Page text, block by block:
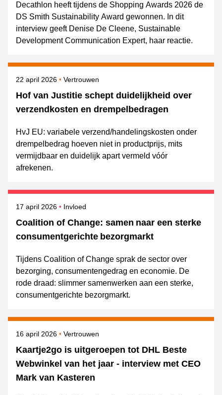
Decathlon heeft tijdens de Shopping Awards 2026 de
DS Smith Sustainability Award gewonnen. In dit
interview geeft Denise De Cleene, Sustainable
Development Communication Expert, haar reactie.
Hof van Justitie schept duidelijkheid over
verzendkosten en drempelbedragen
Gepubliceerd op
22 april 2026 Onderwerpen
Vertrouwen
HvJ EU: variabele verzend/handelingskosten onder
drempelbedrag hoeven niet in productprijs, mits
vermijdbaar en duidelijk apart vermeld vóór
afrekenen.
Coalition of Change: samen naar een sterke
consumentgerichte bezorgmarkt
Gepubliceerd op
17 april 2026 Onderwerpen
Invloed
Tijdens Coalition of Change sprak de sector over
bezorging, consumentengedrag en economie. De
rode draad: slimmer samenwerken aan een sterke,
consumentgerichte bezorgmarkt.
Kaartje2go is uitgeroepen tot DHL Beste
Webwinkel van het jaar - interview met CEO
Mark van Kasteren
Gepubliceerd op
16 april 2026 Onderwerpen
Vertrouwen